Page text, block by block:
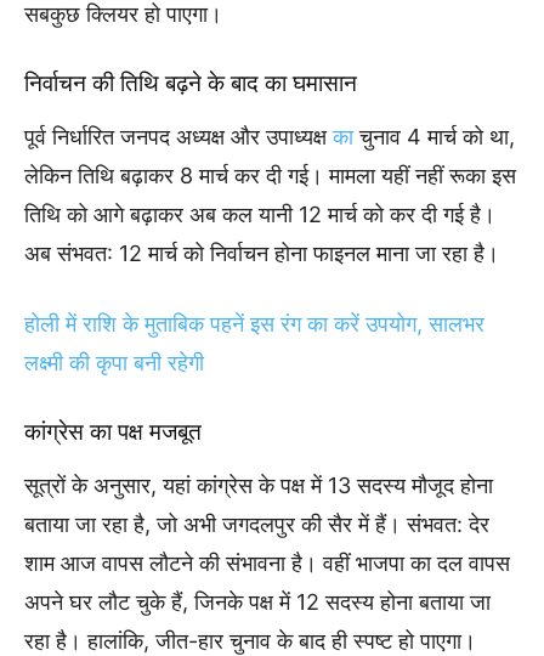
सबकुछ क्लियर हो पाएगा।
निर्वाचन की तिथि बढ़ने के बाद का घमासान
पूर्व निर्धारित जनपद अध्यक्ष और उपाध्यक्षकाचुनाव 4 मार्च को था,
लेकिन तिथि बढ़ाकर 8 मार्च कर दी गई। मामला यहीं नहीं रूका इस
तिथि को आगे बढ़ाकर अब कल यानी 12 मार्च को कर दी गई है।
अब संभवत: 12 मार्च को निर्वाचन होना फाइनल माना जा रहा है।
होली में राशि के मुताबिक पहनें इस रंग का करें उपयोग, सालभर
लक्ष्मी की कृपा बनी रहेगी
कांग्रेस का पक्ष मजबूत
सूत्रों के अनुसार, यहां कांग्रेस के पक्ष में 13 सदस्य मौजूद होना
बताया जा रहा है, जो अभी जगदलपुर की सैर में हैं। संभवत: देर
शाम आज वापस लौटने की संभावना है। वहीं भाजपा का दल वापस
अपने घर लौट चुके हैं, जिनके पक्ष में 12 सदस्य होना बताया जा
रहा है। हालांकि, जीत-हार चुनाव के बाद ही स्पष्ट हो पाएगा।